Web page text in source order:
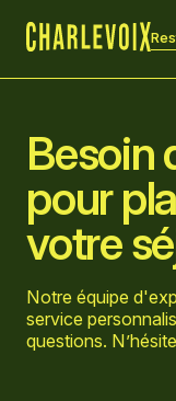
Besoin
pour
votre
Notre équipe
service
questions.